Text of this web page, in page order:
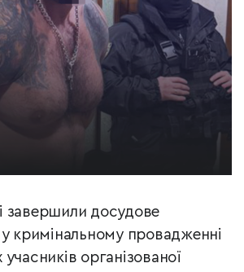
завершили досудове
у кримінальному провадженні
організованої